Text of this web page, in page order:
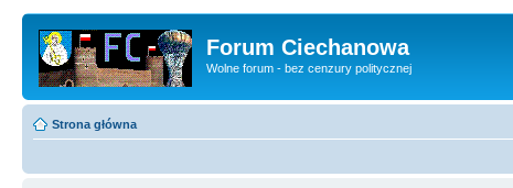
Forum Ciechanowa
Wolne forum - bez cenzury politycznej
Strona główna